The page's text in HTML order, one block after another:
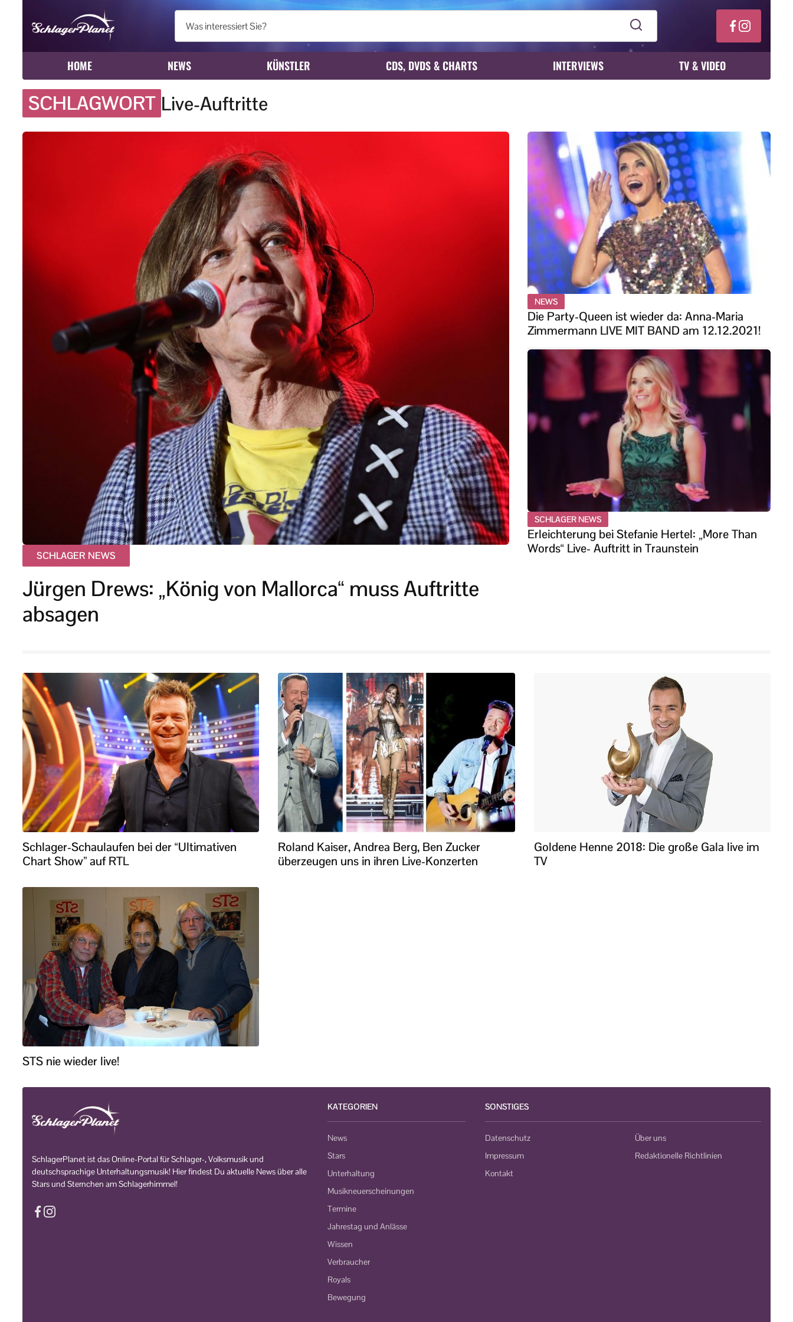
HOME NEWS KÜNSTLER CDS, DVDS & CHARTS INTERVIEWS TV & VIDEO
SCHLAGWORT Live-Auftritte
SCHLAGER NEWS
Jürgen Drews: „König von Mallorca“ muss Auftritte
absagen
NEWS
Die Party-Queen ist wieder da: Anna-Maria
Zimmermann LIVE MIT BAND am 12.12.2021!
SCHLAGER NEWS
Erleichterung bei Stefanie Hertel: „More Than
Words“ Live- Auftritt in Traunstein
Schlager-Schaulaufen bei der “Ultimativen
Chart Show” auf RTL
Roland Kaiser, Andrea Berg, Ben Zucker
überzeugen uns in ihren Live-Konzerten
Goldene Henne 2018: Die große Gala live im
TV
STS nie wieder live!
SchlagerPlanet ist das Online-Portal für Schlager-, Volksmusik und
deutschsprachige Unterhaltungsmusik! Hier findest Du aktuelle News über alle
Stars und Sternchen am Schlagerhimmel!
KATEGORIEN
News
Stars
Unterhaltung
Musikneuerscheinungen
Termine
Jahrestag und Anlässe
Wissen
Verbraucher
Royals
Bewegung
SONSTIGES
Datenschutz
Impressum
Kontakt
Über uns
Redaktionelle Richtlinien